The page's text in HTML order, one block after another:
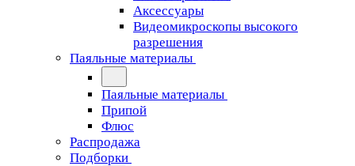
Аксессуары
Видеомикроскопы высокого
разрешения
Паяльные материалы
Паяльные материалы
Припой
Флюс
Распродажа
Подборки